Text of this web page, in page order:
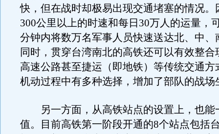
快，但在战时却极易出现交通堵塞的情况。
300公里以上的时速和每日30万人的运量，
分钟内将数万名军事人员快速送达北、中、
同时，贯穿台湾南北的高铁还可以有效整合
高速公路甚至捷运（即地铁）等传统交通方
机动过程中有多种选择，增加了部队的战场
另一方面，从高铁站点的设置上，也能
值。目前高铁第一阶段开通的8个站点包括